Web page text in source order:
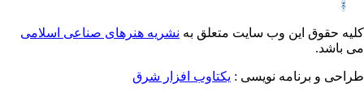
این وب سایت متعلق بهنشریه هنرهای صناعی اسلامی
نویسی : یکتاوب افزار شرق